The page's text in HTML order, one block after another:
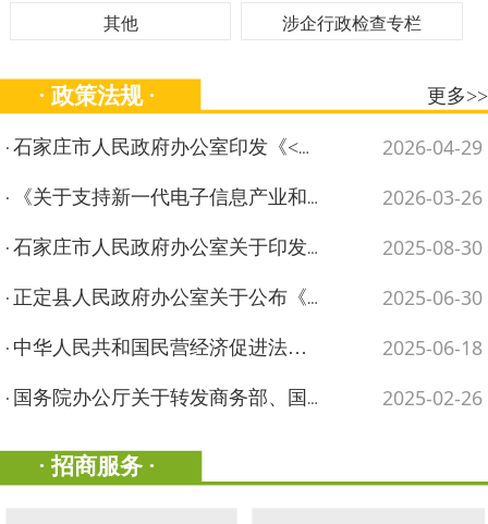
其他 涉企行政检查专栏
· 政策法规 · 更多>>
· 石家庄市人民政府办公室印发《<关于推进现代商贸物流产业高质量发展的若干措施>相关实施细则》的通知… 2026-04-29
· 《关于支持新一代电子信息产业和生物医药产业率先突...… 2026-03-26
· 石家庄市人民政府办公室关于印发《石家庄市特色产业...… 2025-08-30
· 正定县人民政府办公室关于公布《正定县政务服务事项...… 2025-06-30
· 中华人民共和国民营经济促进法… 2025-06-18
· 国务院办公厅关于转发商务部、国家发展改革委《20...… 2025-02-26
· 招商服务 ·